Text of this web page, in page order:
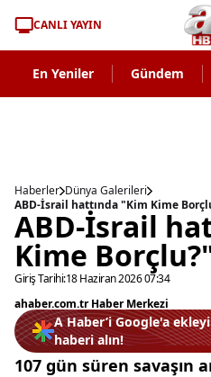
CANLI YAYIN
En Yeniler Gündem
Haberler Dünya Galerileri
ABD-İsrail hattında "Kim Kime
ABD-İsrail
Kime
Giriş Tarihi:18 Haziran 2026 07:34
ahaber.com.tr Haber Merkezi
A Haber’i Google'a
haberi alın!
107 gün süren savaşın